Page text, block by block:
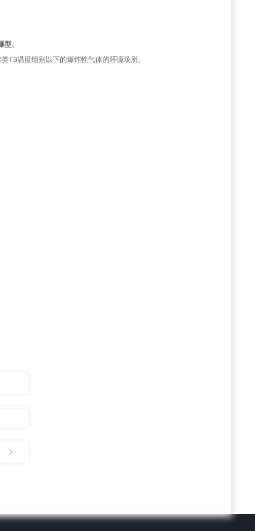
。
T3温度组别以下的爆炸性气体的环境场所。